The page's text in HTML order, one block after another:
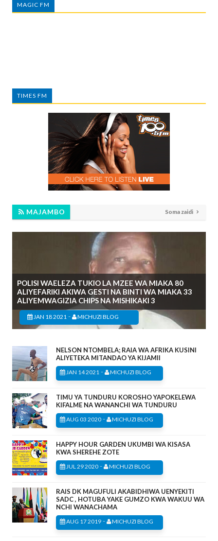
MAGIC FM
TIMES FM
MAJAMBO Soma zaidi
POLISI WAELEZA TUKIO LA MZEE WA MIAKA 80
ALIYEFARIKI AKIWA GESTI NA BINTI WA MIAKA 33
ALIYEMWAGIZIA CHIPS NA MISHIKAKI 3
JAN 18 2021 - MICHUZI BLOG
NELSON NTOMBELA; RAIA WA AFRIKA KUSINI
ALIYETEKA MITANDAO YA KIJAMII
JAN 14 2021 - MICHUZI BLOG
TIMU YA TUNDURU KOROSHO YAPOKELEWA
KIFALME NA WANANCHI WA TUNDURU
AUG 03 2020 - MICHUZI BLOG
HAPPY HOUR GARDEN UKUMBI WA KISASA
KWA SHEREHE ZOTE
JUL 29 2020 - MICHUZI BLOG
RAIS DK MAGUFULI AKABIDHIWA UENYEKITI
SADC , HOTUBA YAKE GUMZO KWA WAKUU WA
NCHI WANACHAMA
AUG 17 2019 - MICHUZI BLOG